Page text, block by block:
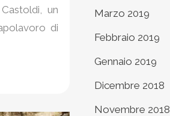
un
di
Marzo 2019
Febbraio 2019
Gennaio 2019
Dicembre 2018
Novembre 2018